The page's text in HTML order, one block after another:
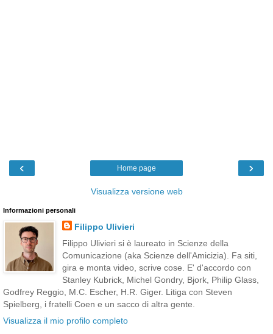
‹ ›
Home page
Visualizza versione web
Informazioni personali
Filippo Ulivieri
Filippo Ulivieri si è laureato in Scienze della
Comunicazione (aka Scienze dell'Amicizia). Fa siti,
gira e monta video, scrive cose. E' d'accordo con
Stanley Kubrick, Michel Gondry, Bjork, Philip Glass,
Godfrey Reggio, M.C. Escher, H.R. Giger. Litiga con Steven
Spielberg, i fratelli Coen e un sacco di altra gente.
Visualizza il mio profilo completo